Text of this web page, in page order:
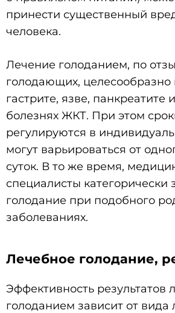
принести существенный
человека.
Лечение голоданием, по
голодающих, целесообразно
гастрите, язве, панкреатите
болезнях ЖКТ. При этом
регулируются в
могут варьироваться от
суток. В то же время,
специалисты
голодание при подобного
заболеваниях.
Лечебное голодание,
Эффективность результатов
голоданием зависит от вида